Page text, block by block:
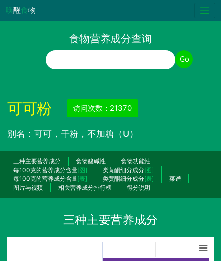
唤醒食物
食物营养成分查询
食物名称 Go
可可粉 访问次数：21370
别名：可可，干粉，不加糖（U）
三种主要营养成分 食物酸碱性
食物功能性
每100克的营养成分含量[图] 类黄酮细分成分[图]
每100克的营养成分含量[表] 类黄酮细分成分[表]
菜谱
图片与视频
相关营养成分排行榜 得分说明
三种主要营养成分